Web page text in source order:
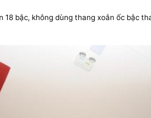
18 bậc, không dùng thang xoắn ốc bậc